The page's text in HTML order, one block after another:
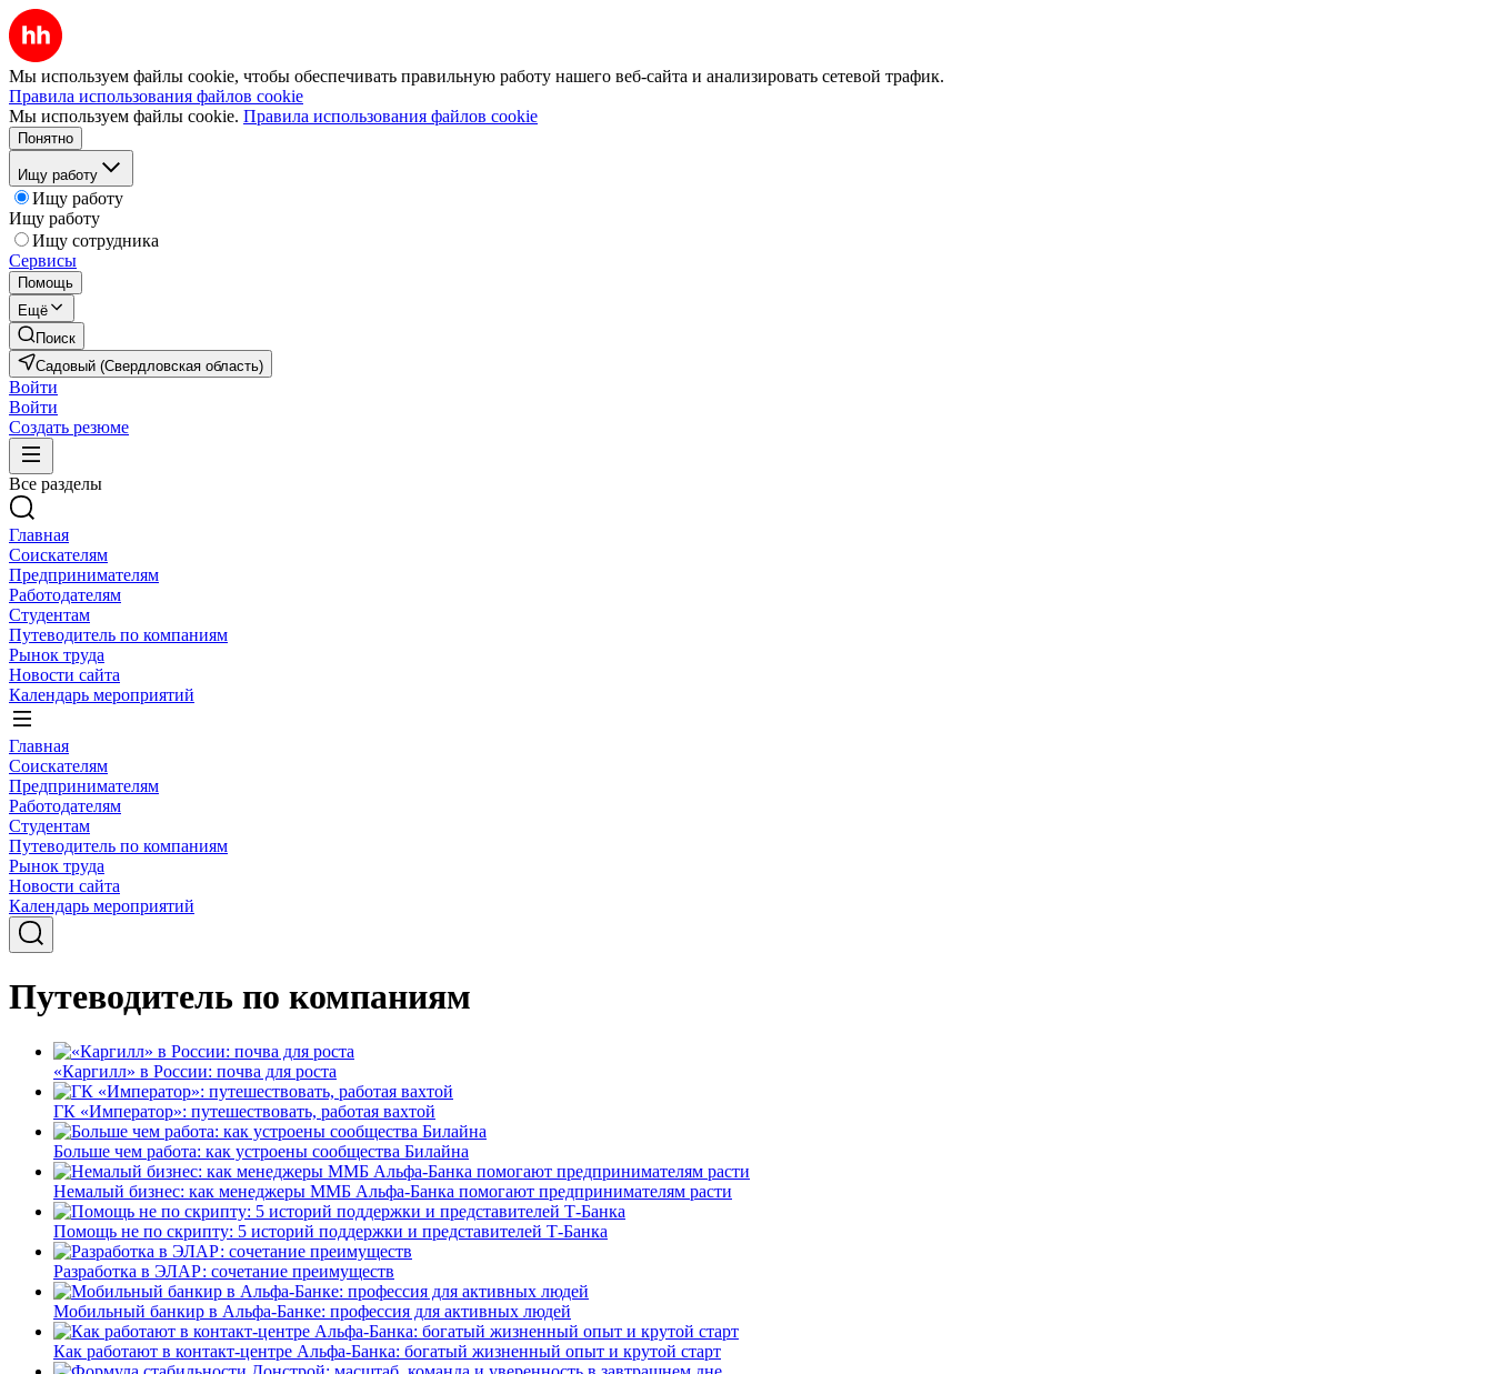
Мы используем файлы cookie, чтобы обеспечивать правильную работу нашего веб-сайта и анализировать сетевой трафик.
Правила использования файлов cookie
Мы используем файлы cookie. Правила использования файлов cookie
Понятно
Ищу работу
Ищу работу
Ищу работу
Ищу сотрудника
Сервисы
Помощь
Ещё
Поиск
Садовый (Свердловская область)
Войти
Войти
Создать резюме
Все разделы
Главная
Соискателям
Предпринимателям
Работодателям
Студентам
Путеводитель по компаниям
Рынок труда
Новости сайта
Календарь мероприятий
Главная
Соискателям
Предпринимателям
Работодателям
Студентам
Путеводитель по компаниям
Рынок труда
Новости сайта
Календарь мероприятий
Путеводитель по компаниям
«Каргилл» в России: почва для роста
ГК «Император»: путешествовать, работая вахтой
Больше чем работа: как устроены сообщества Билайна
Немалый бизнес: как менеджеры ММБ Альфа-Банка помогают предпринимателям расти
Помощь не по скрипту: 5 историй поддержки и представителей Т-Банка
Разработка в ЭЛАР: сочетание преимуществ
Мобильный банкир в Альфа-Банке: профессия для активных людей
Как работают в контакт-центре Альфа-Банка: богатый жизненный опыт и крутой старт